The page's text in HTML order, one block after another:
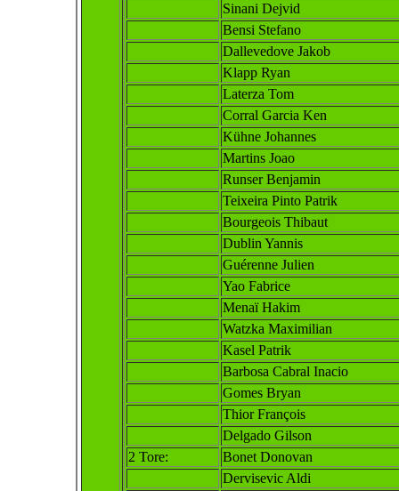
Sinani Dejvid
Bensi Stefano
Dallevedove Jakob
Klapp Ryan
Laterza Tom
Corral Garcia Ken
Kühne Johannes
Martins Joao
Runser Benjamin
Teixeira Pinto Patrik
Bourgeois Thibaut
Dublin Yannis
Guérenne Julien
Yao Fabrice
Menaï Hakim
Watzka Maximilian
Kasel Patrik
Barbosa Cabral Inacio
Gomes Bryan
Thior François
Delgado Gilson
2 Tore:
Bonet Donovan
Dervisevic Aldi